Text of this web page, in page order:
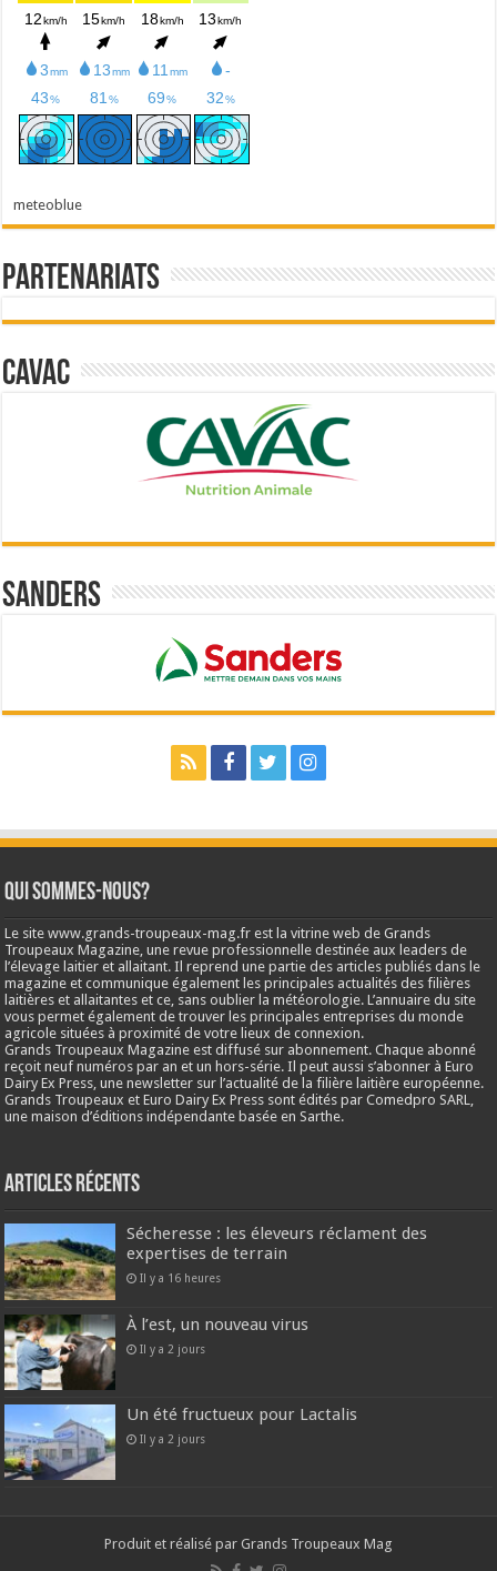
meteoblue
Partenariats
Cavac
Sanders
Qui sommes-nous?
Le site www.grands-troupeaux-mag.fr est la vitrine web de Grands
Troupeaux Magazine, une revue professionnelle destinée aux leaders de
l’élevage laitier et allaitant. Il reprend une partie des articles publiés dans le
magazine et communique également les principales actualités des filières
laitières et allaitantes et ce, sans oublier la météorologie. L’annuaire du site
vous permet également de trouver les principales entreprises du monde
agricole situées à proximité de votre lieux de connexion.
Grands Troupeaux Magazine est diffusé sur abonnement. Chaque abonné
reçoit neuf numéros par an et un hors-série. Il peut aussi s’abonner à Euro
Dairy Ex Press, une newsletter sur l’actualité de la filière laitière européenne.
Grands Troupeaux et Euro Dairy Ex Press sont édités par Comedpro SARL,
une maison d’éditions indépendante basée en Sarthe.
Articles récents
Sécheresse : les éleveurs réclament des
expertises de terrain
Il y a 16 heures
À l’est, un nouveau virus
Il y a 2 jours
Un été fructueux pour Lactalis
Il y a 2 jours
Produit et réalisé par Grands Troupeaux Mag